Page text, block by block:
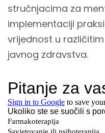
stručnjacima za
implementaciji
vrijednost u
javnog zdravstva.